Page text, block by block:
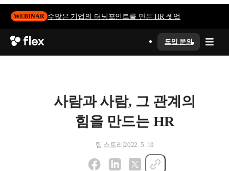
WEBINAR 수많은 기업의 터닝포인트를 만든 HR 셋업
도입 문의
사람과 사람, 그 관계의
힘을 만드는 HR
팀 스토리 2022. 5. 19